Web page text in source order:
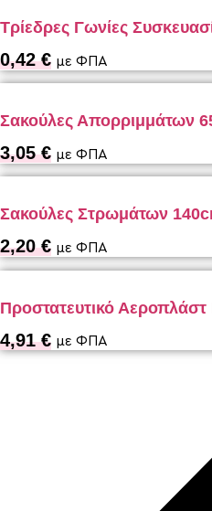
Τρίεδρες Γωνίες
0,42€ με ΦΠΑ
Σακούλες Απορριμμάτων
3,05€ με ΦΠΑ
Σακούλες Στρωμάτων
2,20€ με ΦΠΑ
Προστατευτικό
4,91€ με ΦΠΑ